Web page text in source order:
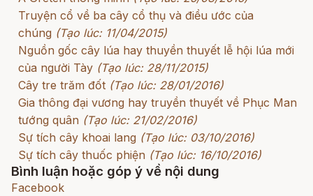
Truyện cổ về ba cây cổ thụ và điều ước của
chúng (Tạo lúc: 11/04/2015)
Nguồn gốc cây lúa hay thuyền thuyết lễ hội lúa mới
của người Tày (Tạo lúc: 28/11/2015)
Cây tre trăm đốt (Tạo lúc: 28/01/2016)
Gia thông đại vương hay truyền thuyết về Phục Man
tướng quân (Tạo lúc: 21/02/2016)
Sự tích cây khoai lang (Tạo lúc: 03/10/2016)
Sự tích cây thuốc phiện (Tạo lúc: 16/10/2016)
Bình luận hoặc góp ý về nội dung
Facebook